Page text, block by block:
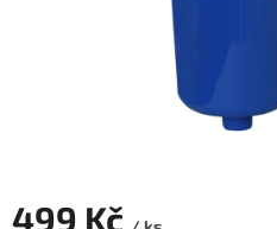
499 Kč